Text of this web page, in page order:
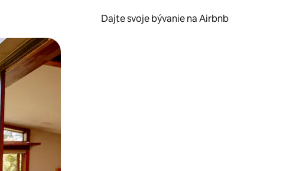
Dajte svoje bývanie na Airbnb